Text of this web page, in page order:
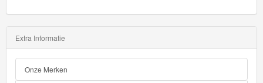
Extra Informatie
Onze Merken